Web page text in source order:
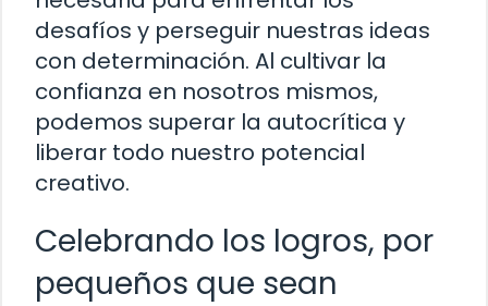
desafíos y perseguir nuestras ideas
con determinación. Al cultivar la
confianza en nosotros mismos,
podemos superar la autocrítica y
liberar todo nuestro potencial
creativo.
Celebrando los logros, por
pequeños que sean